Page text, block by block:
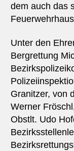
dem auch das
Unter den
Bergrettung
Granitzer, von
Werner
Obstlt. Udo